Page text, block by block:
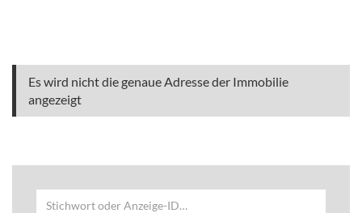
Es wird nicht die genaue Adresse der Immobilie
angezeigt